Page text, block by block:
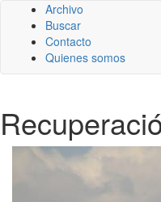
Archivo
Buscar
Contacto
Quienes somos